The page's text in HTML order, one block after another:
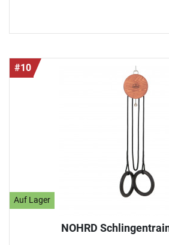
#10
Auf Lager
NOHRD